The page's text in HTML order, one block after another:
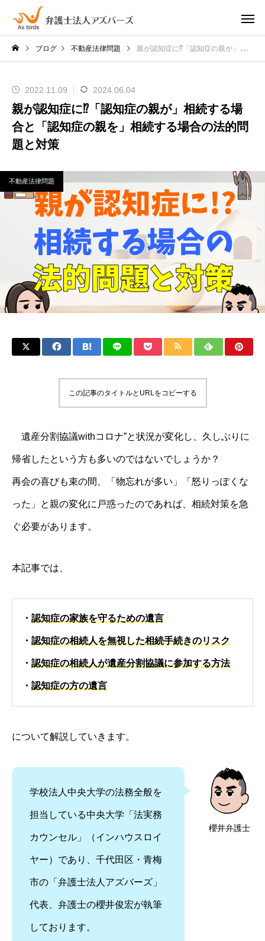
ブログ 不動産法律問題 親が認知症に⁉「認知症の親が」相続する場合と「認知症の親を」相続する場合の法的問題と対策
2022.11.09 2024.06.04
親が認知症に⁉「認知症の親が」相続する場
合と「認知症の親を」相続する場合の法的問
題と対策
不動産法律問題
この記事のタイトルとURLをコピーする
遺産分割協議withコロナ”と状況が変化し、久しぶりに
帰省したという方も多いのではないでしょうか？
再会の喜びも束の間、「物忘れが多い」「怒りっぽくな
った」と親の変化に戸惑ったのであれば、相続対策を急
ぐ必要があります。
本記事では、
・ 認知症の家族を守るための遺言
・ 認知症の相続人を無視した相続手続きのリスク
・ 認知症の相続人が遺産分割協議に参加する方法
・ 認知症の方の遺言
について解説していきます。
櫻井弁護士
学校法人中央大学の法務全般を
担当している中央大学「法実務
カウンセル」（インハウスロイ
ヤー）であり、千代田区・青梅
市の「弁護士法人アズバーズ」
代表、弁護士の櫻井俊宏が執筆
しております。